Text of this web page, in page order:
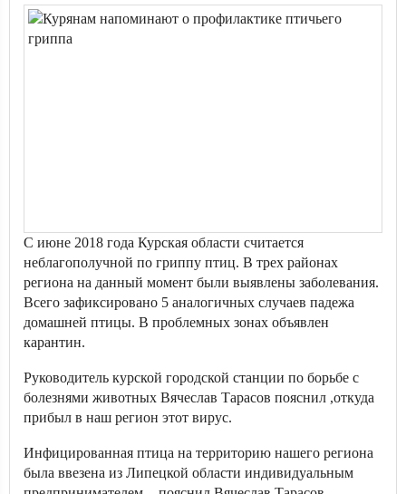
С июне 2018 года Курская области считается
неблагополучной по гриппу птиц. В трех районах
региона на данный момент были выявлены заболевания.
Всего зафиксировано 5 аналогичных случаев падежа
домашней птицы. В проблемных зонах объявлен
карантин.
Руководитель курской городской станции по борьбе с
болезнями животных Вячеслав Тарасов пояснил ,откуда
прибыл в наш регион этот вирус.
Инфицированная птица на территорию нашего региона
была ввезена из Липецкой области индивидуальным